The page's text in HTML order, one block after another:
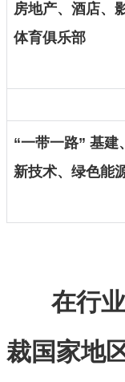
房地产、酒店、
体育俱乐部
“一带一路” 基建
新技术、绿色能
在行
裁国家地